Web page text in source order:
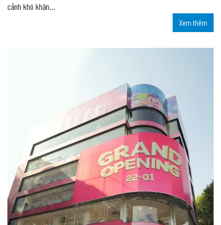
cảnh khó khăn...
Xem thêm